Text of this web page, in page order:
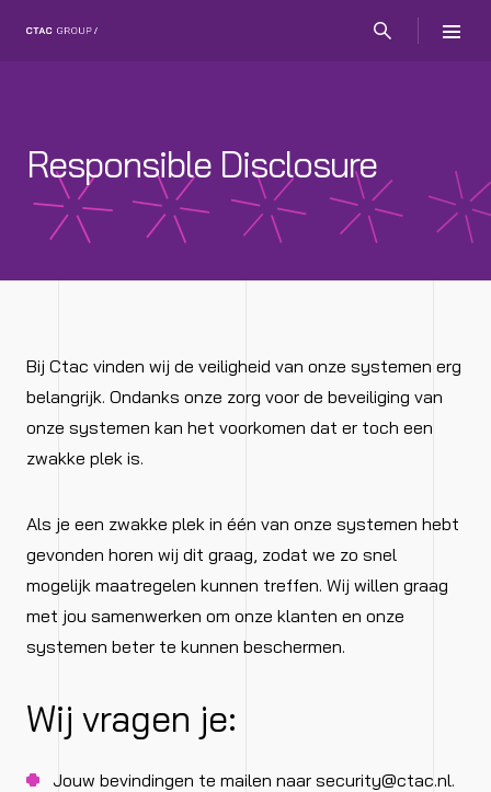
Responsible Disclosure
Bij Ctac vinden wij de veiligheid van onze systemen erg
belangrĳk. Ondanks onze zorg voor de beveiliging van
onze systemen kan het voorkomen dat er toch een
zwakke plek is.
Als je een zwakke plek in één van onze systemen hebt
gevonden horen wij dit graag, zodat we zo snel
mogelĳk maatregelen kunnen treffen. Wij willen graag
met jou samenwerken om onze klanten en onze
systemen beter te kunnen beschermen.
Wij vragen je:
Jouw bevindingen te mailen naar security@ctac.nl.